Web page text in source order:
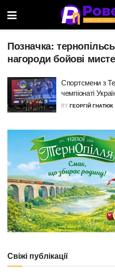
Позначка:
нагороди бойові
Спортсмени з
чемпіонаті
BY ГЕОРГІЙ ГНАТЮК
Свіжі публікації